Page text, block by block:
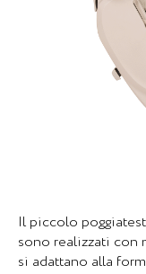
Il piccolo
sono realizzati con
si adattano alla